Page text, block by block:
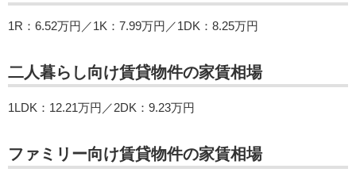
1R：6.52万円／1K：7.99万円／1DK：8.25万円
二人暮らし向け賃貸物件の家賃相場
1LDK：12.21万円／2DK：9.23万円
ファミリー向け賃貸物件の家賃相場